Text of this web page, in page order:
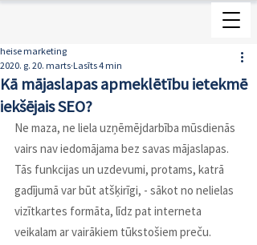
Kā mājaslapas apmeklētību ietekmē
iekšējais SEO?
heise marketing
2020. g. 20. marts Lasīts 4 min
Ne maza, ne liela uzņēmējdarbība mūsdienās
vairs nav iedomājama bez savas mājaslapas.
Tās funkcijas un uzdevumi, protams, katrā
gadījumā var būt atšķirīgi, - sākot no nelielas
vizītkartes formāta, līdz pat interneta
veikalam ar vairākiem tūkstošiem preču.